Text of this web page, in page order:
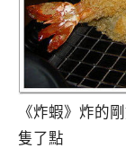
《炸蝦》炸的
隻了點